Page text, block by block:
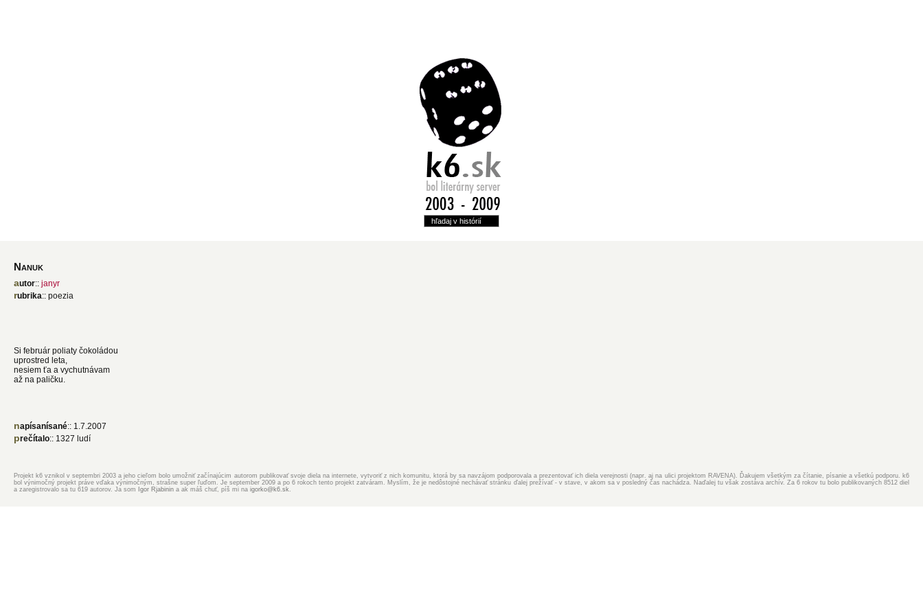
Nanuk
autor:: janyr
rubrika:: poezia
Si február poliaty čokoládou
uprostred leta,
nesiem ťa a vychutnávam
až na paličku.
napísanísané:: 1.7.2007
prečítalo:: 1327 ludí
Projekt k6 vznikol v septembri 2003 a jeho cieľom bolo umožniť začínajúcim autorom publikovať svoje diela na internete, vytvoriť z nich komunitu, ktorá by sa navzájom podporovala a prezentovať ich diela verejnosti (napr. aj na ulici projektom RAVENA). Ďakujem všetkým za čítanie, písanie a všetkú podporu. k6
bol výnimočný projekt práve vďaka výnimočným, strašne super ľuďom. Je september 2009 a po 6 rokoch tento projekt zatváram. Myslím, že je nedôstojné nechávať stránku ďalej prežívať - v stave, v akom sa v posledný čas nachádza. Naďalej tu však zostáva archív. Za 6 rokov tu bolo publikovaných 8512 diel
a zaregistrovalo sa tu 619 autorov. Ja som
Igor Rjabinin a ak máš chuť, píš mi na igorko@k6.sk